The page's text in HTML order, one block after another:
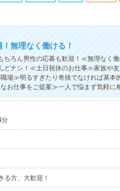
無理なく働ける！
ろん男性の応募も歓迎！≪無理なく
どナシ！≪土日祝休のお仕事≫家族や
場≫明るすぎたり奇抜でなければ基本
お仕事をご提案≫一人で悩まず気軽に
る方、大歓迎！